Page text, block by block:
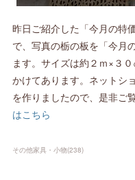
昨日ご紹介した「今月の特
で、写真の栃の板を「今月
ます。サイズは約２ｍ×３
かけてあります。ネットシ
を作りましたので、是非ご
はこちら
その他家具・小物(238)